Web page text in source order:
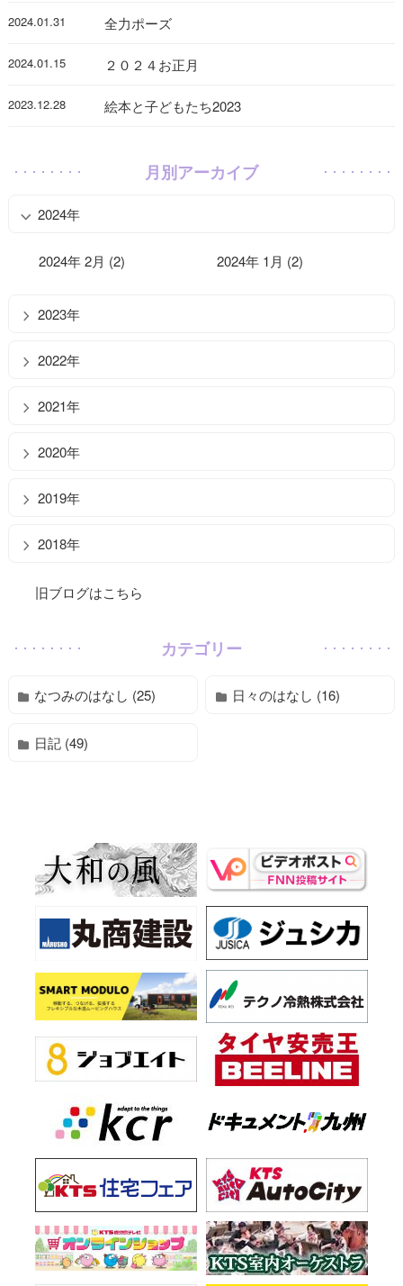
2024.01.31 全力ポーズ
2024.01.15 ２０２４お正月
2023.12.28 絵本と子どもたち2023
月別アーカイブ
2024年
2024年 2月 (2) 2024年 1月 (2)
2023年
2022年
2021年
2020年
2019年
2018年
旧ブログはこちら
カテゴリー
なつみのはなし (25) 日々のはなし (16)
日記 (49)